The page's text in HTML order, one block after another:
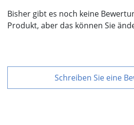
Bisher gibt es noch keine
Produkt, aber das können Sie
Schreiben Sie eine